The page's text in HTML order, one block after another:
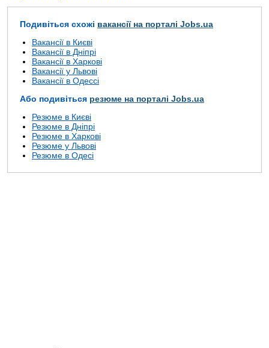
Подивіться схожі вакансії на порталі Jobs.ua
Вакансії в Києві
Вакансії в Дніпрі
Вакансії в Харкові
Вакансії у Львові
Вакансії в Одессі
Або подивіться резюме на порталі Jobs.ua
Резюме в Києві
Резюме в Дніпрі
Резюме в Харкові
Резюме у Львові
Резюме в Одесі